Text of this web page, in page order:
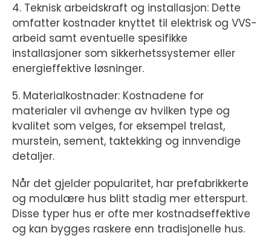
4. Teknisk arbeidskraft og installasjon: Dette
omfatter kostnader knyttet til elektrisk og VVS-
arbeid samt eventuelle spesifikke
installasjoner som sikkerhetssystemer eller
energieffektive løsninger.
5. Materialkostnader: Kostnadene for
materialer vil avhenge av hvilken type og
kvalitet som velges, for eksempel trelast,
murstein, sement, taktekking og innvendige
detaljer.
Når det gjelder popularitet, har prefabrikkerte
og modulære hus blitt stadig mer etterspurt.
Disse typer hus er ofte mer kostnadseffektive
og kan bygges raskere enn tradisjonelle hus.